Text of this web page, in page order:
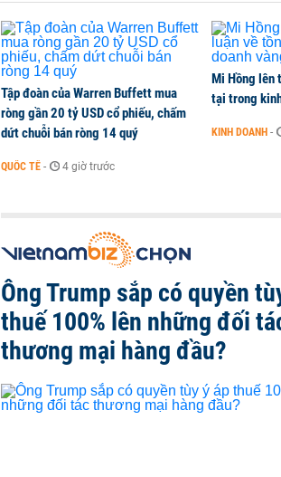
Tập đoàn của Warren Buffett mua
ròng gần 20 tỷ USD cổ phiếu, chấm
dứt chuỗi bán ròng 14 quý
QUỐC TẾ - 4 giờ trước
Mi Hồng lên
tại trong
KINH DOANH -
Ông Trump sắp có quyền
thuế 100% lên những đối
thương mại hàng đầu?